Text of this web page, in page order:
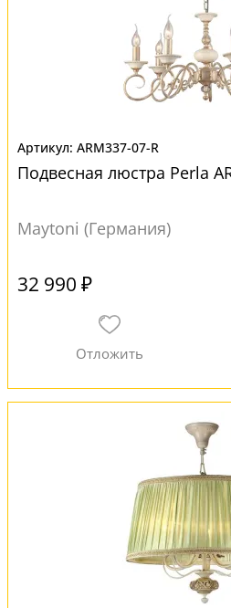
ARM337-07-R
Подвесная люстра Perla
Maytoni (Германия)
32 990 ₽